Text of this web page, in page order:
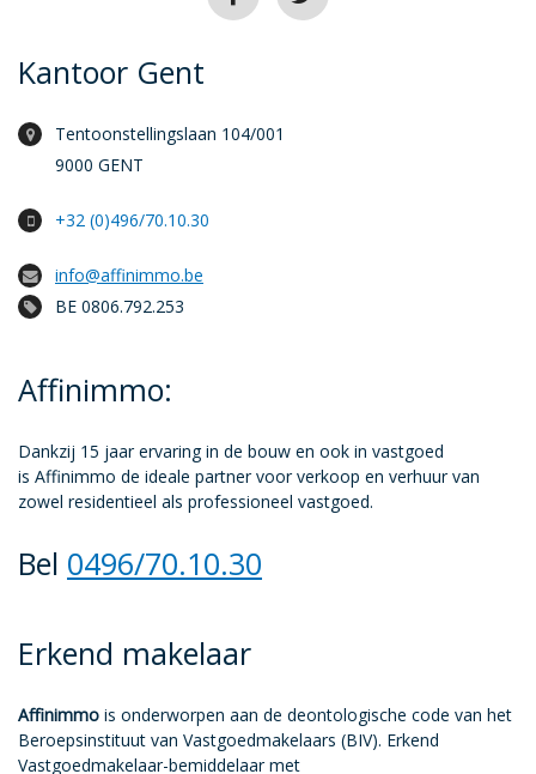
Kantoor Gent
Tentoonstellingslaan 104/001
9000 GENT
+32 (0)496/70.10.30
info@affinimmo.be
BE 0806.792.253
Affinimmo:
Dankzij 15 jaar ervaring in de bouw en ook in vastgoed
is Affinimmo de ideale partner voor verkoop en verhuur van
zowel residentieel als professioneel vastgoed.
Bel 0496/70.10.30
Erkend makelaar
Affinimmo is onderworpen aan de deontologische code van het
Beroepsinstituut van Vastgoedmakelaars (BIV). Erkend
Vastgoedmakelaar-bemiddelaar met